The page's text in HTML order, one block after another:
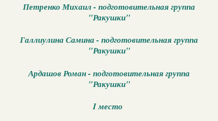
Петренко Михаил - подготовительная группа
"Ракушки"
Галлиулина Самина - подготовительная группа
"Ракушки"
Ардашов Роман - подготовительная группа
"Ракушки"
I место